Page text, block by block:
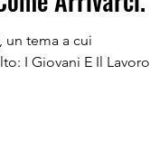
un tema a cui
I Giovani E Il Lavoro